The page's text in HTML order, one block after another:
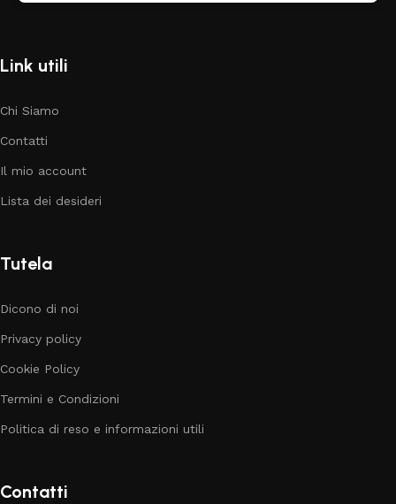
Link utili
Chi Siamo
Contatti
Il mio account
Lista dei desideri
Tutela
Dicono di noi
Privacy policy
Cookie Policy
Termini e Condizioni
Politica di reso e informazioni utili
Contatti